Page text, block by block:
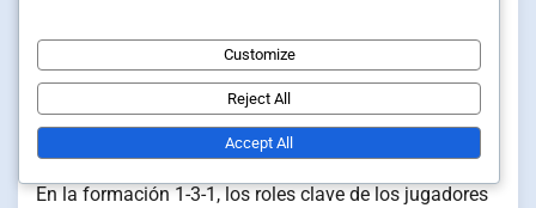
influir significativamente en los resultados de los
partidos.
Roles clave de los jugadores
En la formación 1-3-1, los roles clave de los jugadores
Customize
Reject All
Accept All